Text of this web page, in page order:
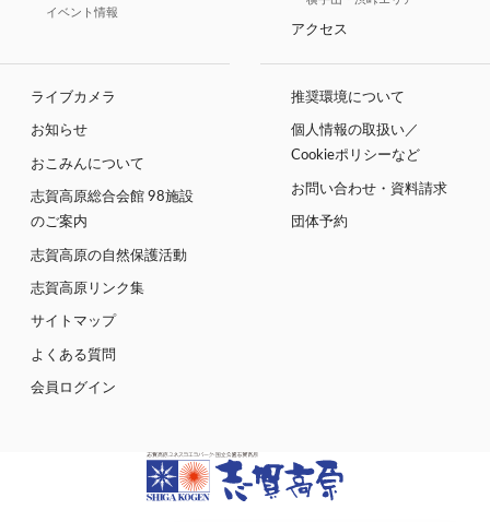
イベント情報
アクセス
ライブカメラ
お知らせ
おこみんについて
志賀高原総合会館 98施設
のご案内
志賀高原の自然保護活動
志賀高原リンク集
サイトマップ
よくある質問
会員ログイン
推奨環境について
個人情報の取扱い／
Cookieポリシーなど
お問い合わせ・資料請求
団体予約